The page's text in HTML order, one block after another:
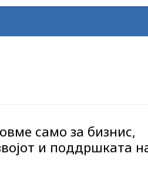
само за бизнис,
и поддршката